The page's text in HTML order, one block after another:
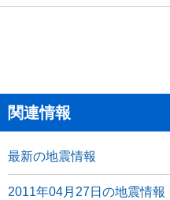
関連情報
最新の地震情報
2011年04月27日の地震情報